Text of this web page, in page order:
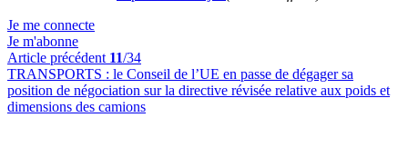
Je me connecte
Je m'abonne
Article précédent 11/34
TRANSPORTS : le Conseil de l’UE en passe de dégager sa
position de négociation sur la directive révisée relative aux poids et
dimensions des camions